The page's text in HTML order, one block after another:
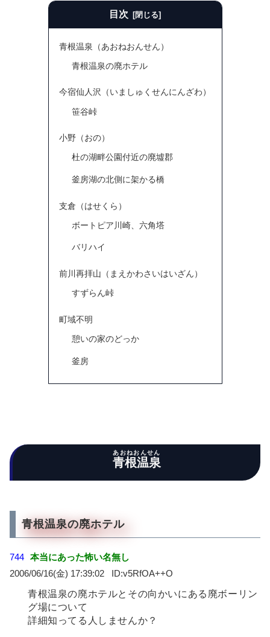
目次
青根温泉（あおねおんせん）
青根温泉の廃ホテル
今宿仙人沢（いましゅくせんにんざわ）
笹谷峠
小野（おの）
杜の湖畔公園付近の廃墟郡
釜房湖の北側に架かる橋
支倉（はせくら）
ボートピア川崎、六角塔
バリハイ
前川再拝山（まえかわさいはいざん）
すずらん峠
町域不明
憩いの家のどっか
釜房
青根温泉
あおねおんせん
青根温泉の廃ホテル
744 本当にあった怖い名無し
2006/06/16(金) 17:39:02
v5RfOA++O
青根温泉の廃ホテルとその向かいにある廃ボーリン
グ場について
詳細知ってる人しませんか？